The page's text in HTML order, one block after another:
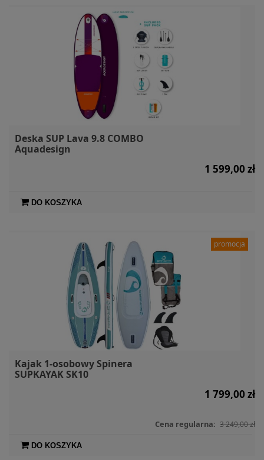
Deska SUP Lava 9.8 COMBO
Aquadesign
1 599,00 zł
DO KOSZYKA
Kajak 1-osobowy Spinera
SUPKAYAK SK10
1 799,00 zł
Cena regularna: 3 249,00 zł
DO KOSZYKA
promocja